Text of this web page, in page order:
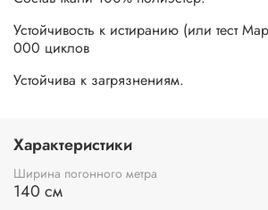
Устойчивость к истиранию (или тест
000 циклов
Устойчива к загрязнениям.
Характеристики
Ширина погонного метра
140 см